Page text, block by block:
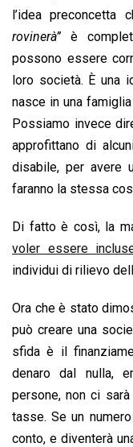
l’idea preconcetta
rovinerà”è
possono essere
loro società. È una
nasce in una
Possiamo invece
approfittano di
disabile, per avere
faranno la stessa
Di fatto è così, la
voler essere
individui di rilievo
Ora che è stato
può creare una
sfida è il
denaro dal nulla,
persone, non ci
tasse. Se un
conto, e diventerà